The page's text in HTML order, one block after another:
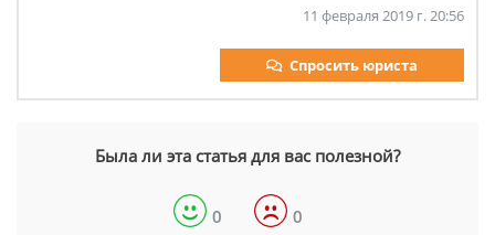
11 февраля 2019 г. 20:56
Спросить юриста
Была ли эта статья для вас полезной?
0 0